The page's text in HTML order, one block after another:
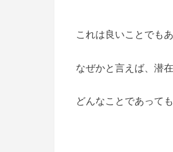
これは良いことでも
なぜかと言えば、潜
どんなことであって